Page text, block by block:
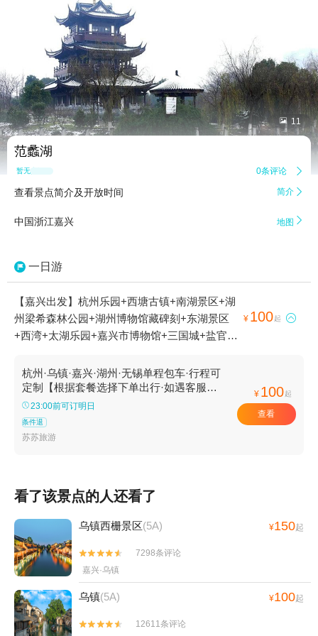
 11
范蠡湖
暂无点评 0条评论 
查看景点简介及开放时间 简介 
中国浙江嘉兴 地图 
一日游
【嘉兴出发】杭州乐园+西塘古镇+南湖景区+湖
州梁希森林公园+湖州博物馆藏碑刻+东湖景区
+西湾+太湖乐园+嘉兴市博物馆+三国城+盐官古
+桐乡市博物馆+范蠡湖+湖州碧坞龙潭+嘉兴人
民公园+观潮胜地公园+毛泽东观潮诗碑亭+嘉兴
邮电博物馆+乌镇+嘉兴子城+南浔古桥+太湖大
桥+太湖乐园+花港观鱼+平湖秋月+南浔文园+蠡
湖新城+灵隐飞来峰景区+乌镇西栅景区+南浔古
园+乌镇东栅景区+嘉兴植物园+萧山钱江观潮城
+桐乡红杉邨景区+无锡长泾老街+杭州酒家+杭
州剧院+嘉兴清池温泉+无锡农博园+湖州太湖月
亮温泉+无锡市钱园景区+无锡影都华莱坞+湖州
3D艺术节+西溪草堂+无锡陶源陶吧+湖州鸟之家
户外庄园+无锡金龙草莓园+无锡海洋馆+无锡市
体育中心+无锡江南大学+无锡气球乐园+观蠡湖
高尔夫+君雅皮划艇（无锡）+三国城三江口太湖
水上乐园+乌镇华庄生态园+禅意小镇·拈花湾+无
¥ 100起 
杭州·乌镇·嘉兴·湖州·无锡单程包车·行程可
定制【根据套餐选择下单出行·如遇客服未
及时回复可致电咨询 】
23:00前可订明日
条件退
苏苏旅游
¥ 100起
查看
看了该景点的人还看了
乌镇西栅景区(5A) ¥150起


7298条评论
嘉兴·乌镇
乌镇(5A) ¥100起


12611条评论